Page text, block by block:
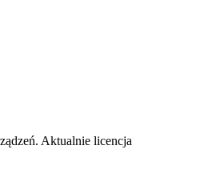
Aktualnie licencja